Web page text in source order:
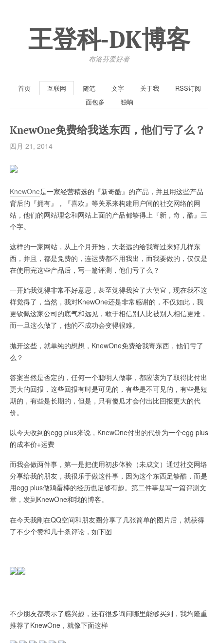
王登科-DK博客
布洛芬爱好者
首页 互联网 随笔 文字 关于我
RSS订阅
面包多
独响
KnewOne免费给我送东西，他们亏了么？
四月 21, 2014
KnewOne是一家经营精选的『新奇酷』的产品，并且用这些产品
背后的『拥有』，『喜欢』等关系来构建用户间的社交网络的网
站，他们的网站理念和网站上面的产品都够得上『新，奇，酷』三
个字。
这样的一家网站，从上个月开始，大老远的给我寄过来好几样东
西，并且，都是免费的，连运费都不用我出，而我要做的，仅仅是
在使用完这些产品后，写一篇评测，他们亏了么？
一开始我觉得非常不好意思，甚至觉得我捡了大便宜，现在我不这
样觉得了，当然，我对KnewOne还是非常感谢的，不仅如此，我
更钦佩这家公司的底气和远见，敢于相信别人比被别人相信更难，
而一旦这么做了，他的不成功会变得很难。
抛开这些，就单纯的想想，KnewOne免费给我寄东西，他们亏了
么？
答案当然是否定的，任何一个聪明人做事，都应该为了取得比付出
更大的回报，这些回报有时是可见的，有些是不可见的，有些是短
期的，有些是长期的，但是，只有傻瓜才会付出比回报更大的代
价。
以今天收到的egg plus来说，KnewOne付出的代价为一个egg plus
的成本价+运费
而我会做两件事，第一是把使用初步体验（未成文）通过社交网络
分享给我的朋友，我很乐于做这件事，因为这个东西足够酷，而是
用egg plus做鸡蛋棒的经历也足够有趣。第二件事是写一篇评测文
章，发到KnewOne和我的博客。
在今天我刚在QQ空间和朋友圈分享了几张简单的图片后，就获得
了不少个赞和几十条评论，如下图
不少朋友都表示了感兴趣，还有很多询问哪里能够买到，我均隆重
推荐了KnewOne，就像下面这样